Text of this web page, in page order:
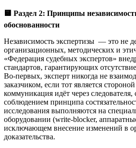
🟨 Раздел 2: Принципы
обоснованности
Независимость экспертизы — это не
организационных, методических и
«Федерация судебных экспертов»
стандартов, гарантирующих
Во-первых, эксперт никогда не
заказчиком, если тот является
коммуникация идёт через следователя,
соблюдением принципа
исследования выполняются на
оборудовании (write-blocker,
исключающем внесение изменений в
доказательства.